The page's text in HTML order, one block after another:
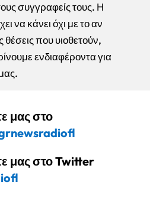
συγγραφείς τους. Η
να κάνει όχι με το αν
που υιοθετούν,
ενδιαφέροντα για
μας στο
μας στο Twitter